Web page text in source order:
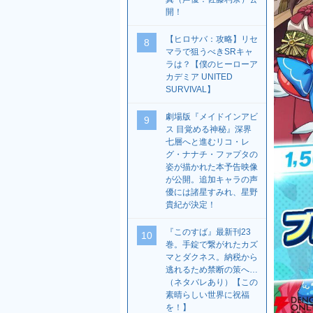
開！
8
【ヒロサバ：攻略】リセ
マラで狙うべきSRキャ
ラは？【僕のヒーローア
カデミア UNITED
SURVIVAL】
9
劇場版『メイドインアビ
ス 目覚める神秘』深界
七層へと進むリコ・レ
グ・ナナチ・ファプタの
姿が描かれた本予告映像
が公開。追加キャラの声
優には諸星すみれ、星野
貴紀が決定！
10
『このすば』最新刊23
巻。手錠で繋がれたカズ
マとダクネス。納税から
逃れるため禁断の策へ…
（ネタバレあり）【この
素晴らしい世界に祝福
を！】